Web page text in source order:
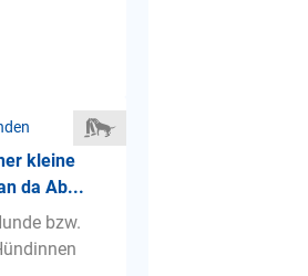
kleine
da Ab...
bzw.